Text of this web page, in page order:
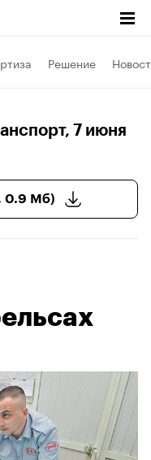
Решение
, 7 июня
0.9 Мб)